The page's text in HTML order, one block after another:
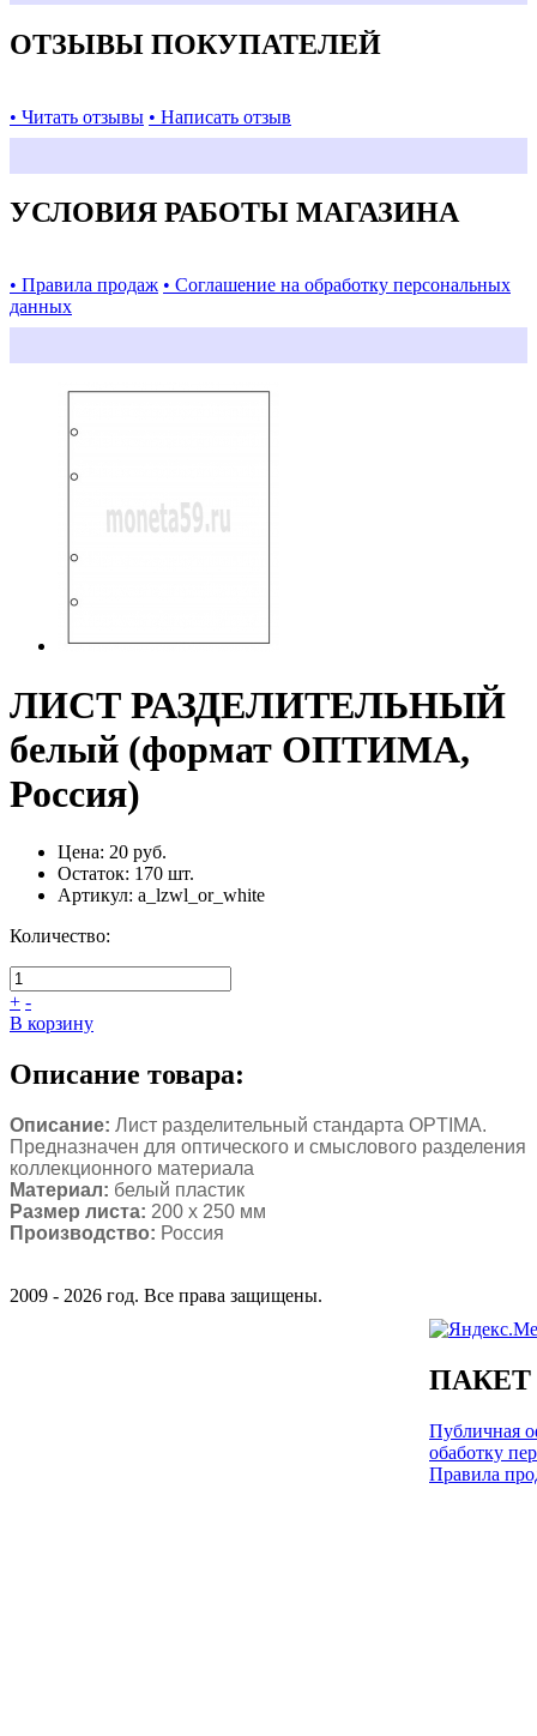
ОТЗЫВЫ ПОКУПАТЕЛЕЙ
• Читать отзывы • Написать отзыв
УСЛОВИЯ РАБОТЫ МАГАЗИНА
• Правила продаж • Соглашение на обработку персональных
данных
ЛИСТ РАЗДЕЛИТЕЛЬНЫЙ
белый (формат ОПТИМА,
Россия)
Цена: 20 руб.
Остаток: 170 шт.
Артикул: a_lzwl_or_white
Количество:
+ -
В корзину
Описание товара:
Описание: Лист разделительный стандарта OPTIMA.
Предназначен для оптического и смыслового разделения
коллекционного материала
Материал: белый пластик
Размер листа: 200 х 250 мм
Производство: Россия
2009 - 2026 год. Все права защищены.
Публичная
обаботку
Правила